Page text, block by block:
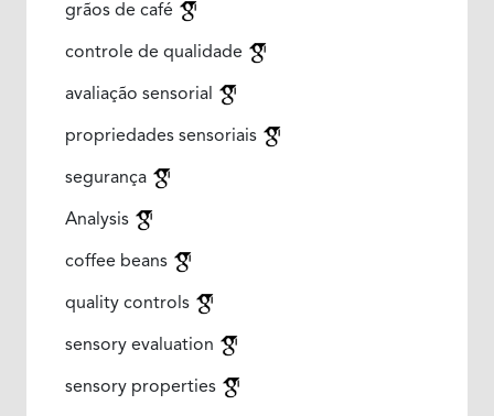
grãos de café
controle de qualidade
avaliação sensorial
propriedades sensoriais
segurança
Analysis
coffee beans
quality controls
sensory evaluation
sensory properties